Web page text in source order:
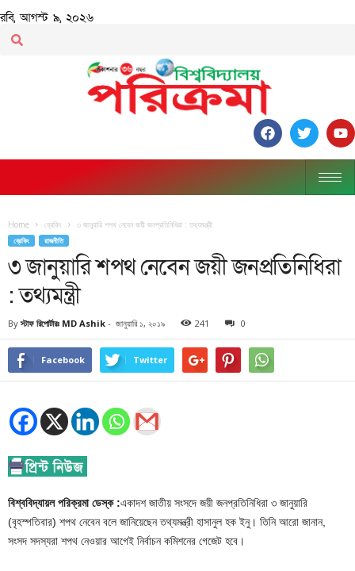
রবি, আগস্ট ৯, ২০২৬
Home ব্রেকিং ৩ জানুয়ারি শপথ নেবেন জয়ী জনপ্রতিনিধিরা : তথ্যমন্ত্রী
ব্রেকিং রাজনীতি
৩ জানুয়ারি শপথ নেবেন জয়ী জনপ্রতিনিধিরা
: তথ্যমন্ত্রী
By স্টাফ রিপোর্টারঃ MD Ashik - জানুয়ারি ১, ২০১৯ 241 0
Facebook Twitter
বিশ্ববিদ্যায়ল পরিক্রমা ডেস্ক :একাদশ জাতীয় সংসদে জয়ী জনপ্রতিনিধিরা ৩ জানুয়ারি
(বৃহস্পতিবার) শপথ নেবেন বলে জানিয়েছেন তথ্যমন্ত্রী হাসানুল হক ইনু। তিনি আরো জানান,
সংসদ সদস্যরা শপথ নেওয়ার আগেই নির্বাচন কমিশনের গেজেট হবে।